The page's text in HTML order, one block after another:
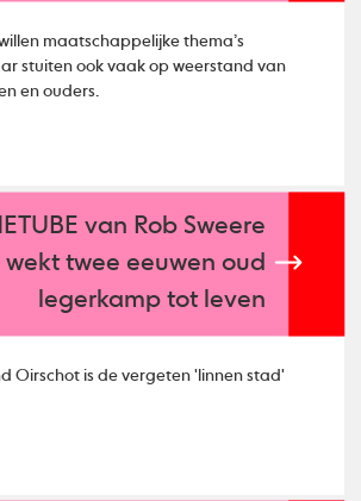
maatschappelijke thema’s
stuiten ook vaak op weerstand van
en ouders.
van Rob Sweere
wekt twee eeuwen oud
legerkamp tot leven
Oirschot is de vergeten 'linnen stad'